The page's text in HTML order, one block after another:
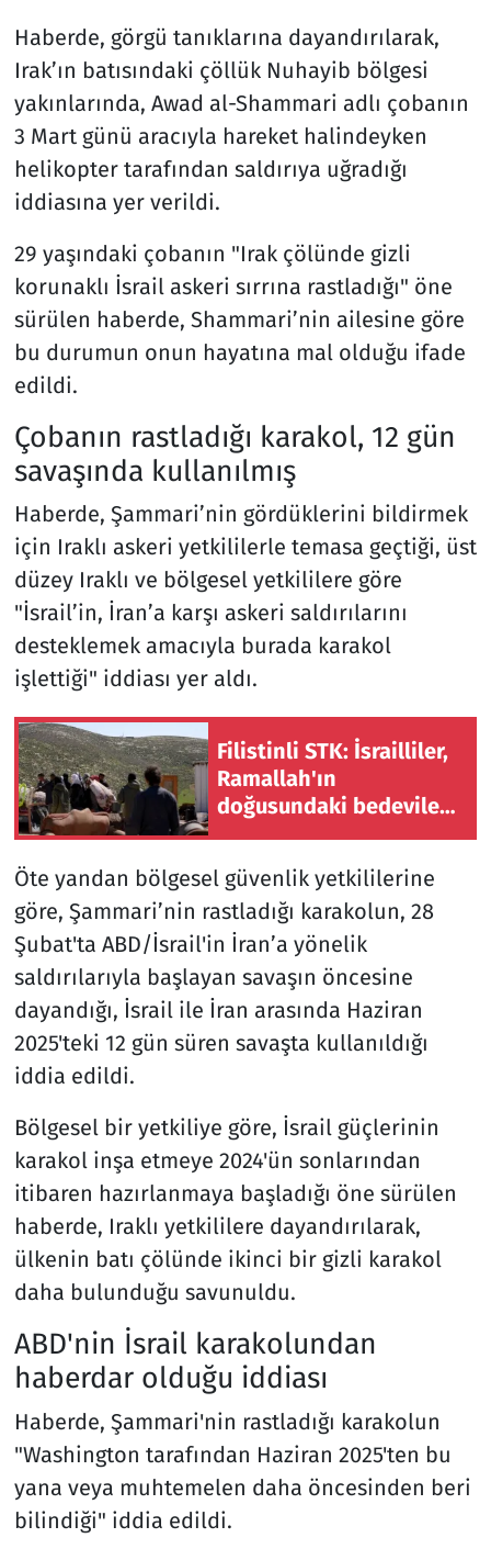
Haberde, görgü tanıklarına dayandırılarak,
Irak’ın batısındaki çöllük Nuhayib bölgesi
yakınlarında, Awad al-Shammari adlı çobanın
3 Mart günü aracıyla hareket halindeyken
helikopter tarafından saldırıya uğradığı
iddiasına yer verildi.
29 yaşındaki çobanın "Irak çölünde gizli
korunaklı İsrail askeri sırrına rastladığı" öne
sürülen haberde, Shammari’nin ailesine göre
bu durumun onun hayatına mal olduğu ifade
edildi.
Çobanın rastladığı karakol, 12 gün
savaşında kullanılmış
Haberde, Şammari’nin gördüklerini bildirmek
için Iraklı askeri yetkililerle temasa geçtiği, üst
düzey Iraklı ve bölgesel yetkililere göre
"İsrail’in, İran’a karşı askeri saldırılarını
desteklemek amacıyla burada karakol
işlettiği" iddiası yer aldı.
Filistinli STK: İsrailliler,
Ramallah'ın
doğusundaki bedevileri
Öte yandan bölgesel güvenlik yetkililerine
göre, Şammari’nin rastladığı karakolun, 28
Şubat'ta ABD/İsrail'in İran’a yönelik
saldırılarıyla başlayan savaşın öncesine
dayandığı, İsrail ile İran arasında Haziran
2025'teki 12 gün süren savaşta kullanıldığı
iddia edildi.
Bölgesel bir yetkiliye göre, İsrail güçlerinin
karakol inşa etmeye 2024'ün sonlarından
itibaren hazırlanmaya başladığı öne sürülen
haberde, Iraklı yetkililere dayandırılarak,
ülkenin batı çölünde ikinci bir gizli karakol
daha bulunduğu savunuldu.
ABD'nin İsrail karakolundan
haberdar olduğu iddiası
Haberde, Şammari'nin rastladığı karakolun
"Washington tarafından Haziran 2025'ten bu
yana veya muhtemelen daha öncesinden beri
bilindiği" iddia edildi.
Televizyon